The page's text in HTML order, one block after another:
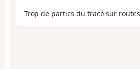
Trop de parties du tracé sur routes